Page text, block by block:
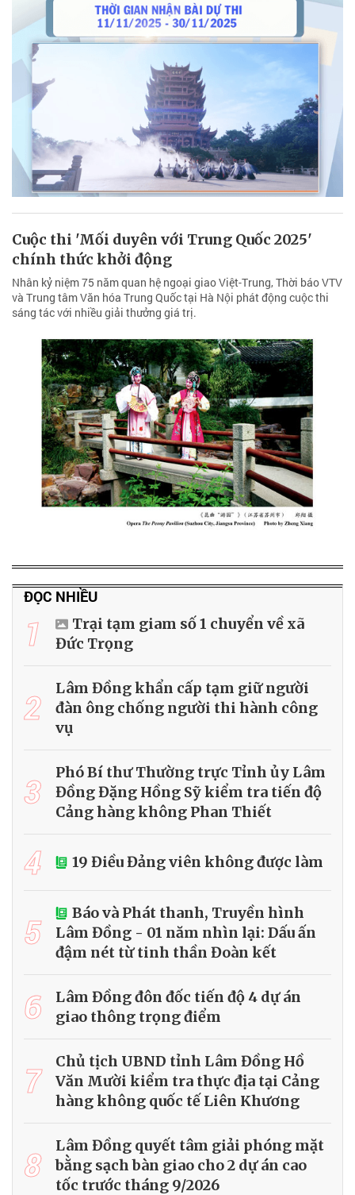
Cuộc thi 'Mối duyên với Trung Quốc 2025'
chính thức khởi động
Nhân kỷ niệm 75 năm quan hệ ngoại giao Việt-Trung, Thời báo VTV
và Trung tâm Văn hóa Trung Quốc tại Hà Nội phát động cuộc thi
sáng tác với nhiều giải thưởng giá trị.
ĐỌC NHIỀU
1
Trại tạm giam số 1 chuyển về xã
Đức Trọng
2
Lâm Đồng khẩn cấp tạm giữ người
đàn ông chống người thi hành công
vụ
3
Phó Bí thư Thường trực Tỉnh ủy Lâm
Đồng Đặng Hồng Sỹ kiểm tra tiến độ
Cảng hàng không Phan Thiết
4 19 Điều Đảng viên không được làm
5
Báo và Phát thanh, Truyền hình
Lâm Đồng - 01 năm nhìn lại: Dấu ấn
đậm nét từ tinh thần Đoàn kết
6
Lâm Đồng đôn đốc tiến độ 4 dự án
giao thông trọng điểm
7
Chủ tịch UBND tỉnh Lâm Đồng Hồ
Văn Mười kiểm tra thực địa tại Cảng
hàng không quốc tế Liên Khương
8
Lâm Đồng quyết tâm giải phóng mặt
bằng sạch bàn giao cho 2 dự án cao
tốc trước tháng 9/2026